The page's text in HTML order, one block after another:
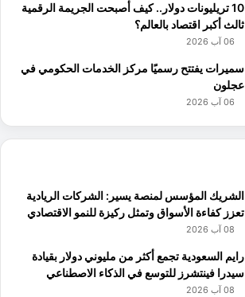
10 تريليونات دولار.. كيف أصبحت الجريمة الرقمية
ثالث أكبر اقتصاد بالعالم؟
06 آب 2026
سميرات يفتتح رسميًا مركز الخدمات الحكومي في
عجلون
06 آب 2026
الشريك المؤسس لمنصة يسير: الشركات الريادية
تعزز كفاءة الأسواق وتمثل ركيزة للنمو الاقتصادي
08 آب 2026
رايم السعودية تجمع أكثر من مليوني دولار بقیادة
سیدرا فینتشرز للتوسع في الذكاء الاصطناعي
08 آب 2026